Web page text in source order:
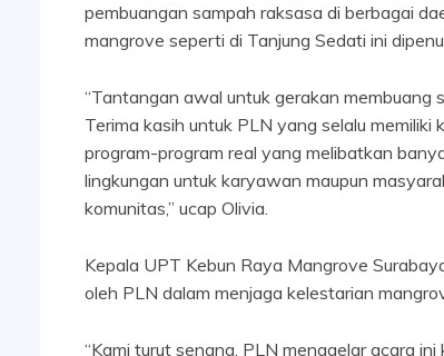
pembuangan sampah raksasa di berbagai
mangrove seperti di Tanjung Sedati ini
“Tantangan awal untuk gerakan
Terima kasih untuk PLN yang selalu
program-program real yang melibatkan
lingkungan untuk karyawan maupun
komunitas,” ucap Olivia.
Kepala UPT Kebun Raya Mangrove
oleh PLN dalam menjaga kelestarian
“Kami turut senang, PLN menggelar acara